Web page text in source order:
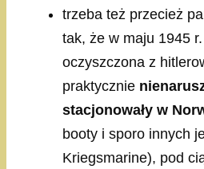
trzeba też przecież
tak, że w maju 1945 r.
oczyszczona z
praktycznie
stacjonowały w
booty i sporo innych
Kriegsmarine), pod